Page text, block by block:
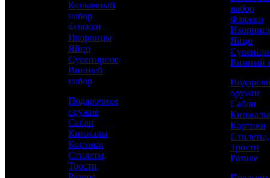
Аристократ
Коньячный
набор
Фляжки
Икорницы
Яйцо
Сувенирное
Винный
набор
Подарочное
оружие
Сабли
Кинжалы
Кортики
Стилеты,
Трости
набор
Фляжки
Яйцо
Винный
оружие
Сабли
Кинжалы
Кортики
Стилеты,
Трости
Разное